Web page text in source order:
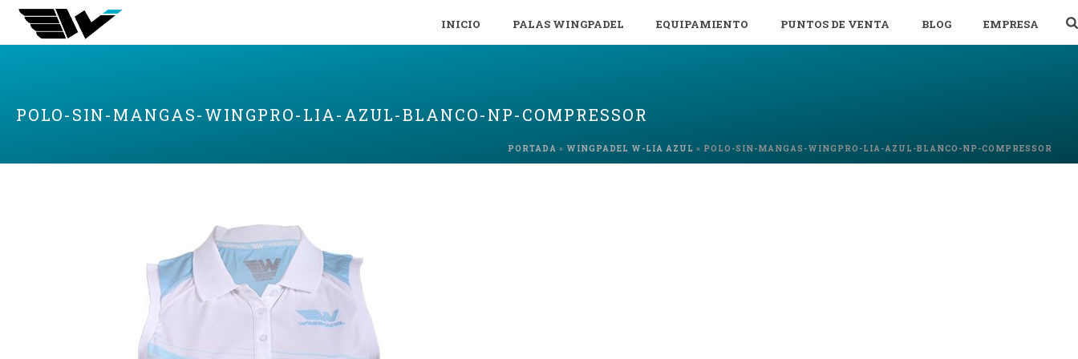
INICIO PALAS WINGPADEL EQUIPAMIENTO PUNTOS DE VENTA BLOG EMPRESA
POLO-SIN-MANGAS-WINGPRO-LIA-AZUL-BLANCO-NP-COMPRESSOR
PORTADA » WINGPADEL W-LIA AZUL » POLO-SIN-MANGAS-WINGPRO-LIA-AZUL-BLANCO-NP-COMPRESSOR